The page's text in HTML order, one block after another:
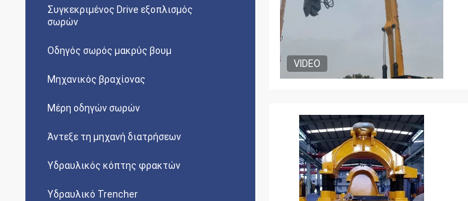
Συγκεκριμένος Drive εξοπλισμός
σωρών
Οδηγός σωρός μακρύς βουμ
Μηχανικός βραχίονας
Μέρη οδηγών σωρών
Άντεξε τη μηχανή διατρήσεων
Υδραυλικός κόπτης φρακτών
Υδραυλικό Trencher
VIDEO